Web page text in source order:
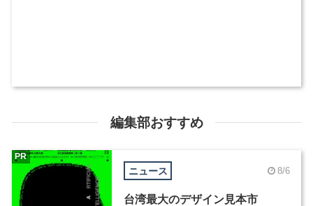
編集部おすすめ
ニュース 8/6
台湾最大のデザイン見本市
PR